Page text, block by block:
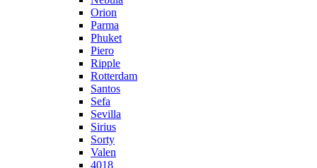
Orion
Parma
Phuket
Piero
Ripple
Rotterdam
Santos
Sefa
Sevilla
Sirius
Sorty
Valen
4018